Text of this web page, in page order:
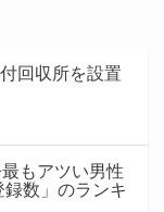
回収所を設置
もアツい男性
数」のランキ